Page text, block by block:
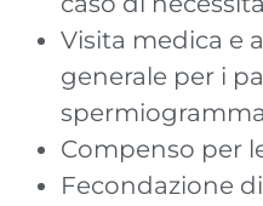
Visita medica e
generale per i
spermiogramma
Compenso per
Fecondazione